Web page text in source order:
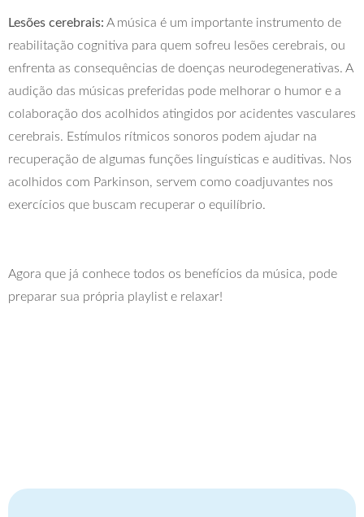
Lesões cerebrais: A música é um importante instrumento de
reabilitação cognitiva para quem sofreu lesões cerebrais, ou
enfrenta as consequências de doenças neurodegenerativas. A
audição das músicas preferidas pode melhorar o humor e a
colaboração dos acolhidos atingidos por acidentes vasculares
cerebrais. Estímulos rítmicos sonoros podem ajudar na
recuperação de algumas funções linguísticas e auditivas. Nos
acolhidos com Parkinson, servem como coadjuvantes nos
exercícios que buscam recuperar o equilíbrio.
Agora que já conhece todos os benefícios da música, pode
preparar sua própria playlist e relaxar!